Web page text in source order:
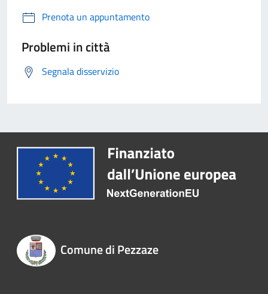
Prenota un appuntamento
Problemi in città
Segnala disservizio
Comune di Pezzaze